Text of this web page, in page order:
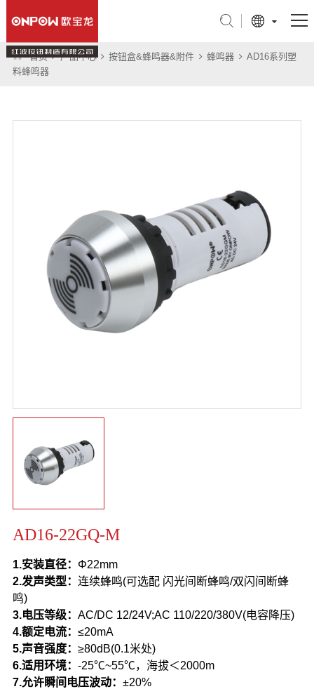
产品中心
首页 产品中心 按钮盒&蜂鸣器&附件 蜂鸣器
AD16系列塑
料蜂鸣器
AD16-22GQ-M
1.安装直径： Φ22mm
2.发声类型： 连续蜂鸣(可选配 闪光间断蜂鸣/双闪间断蜂
鸣)
3.电压等级： AC/DC 12/24V;AC 110/220/380V(电容降压)
4.额定电流： ≤20mA
5.声音强度： ≥80dB(0.1米处)
6.适用环境： -25℃~55℃，海拔＜2000m
7.允许瞬间电压波动： ±20%